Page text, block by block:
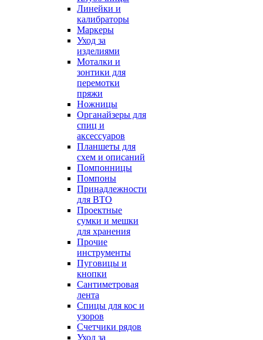
Линейки и
калибраторы
Маркеры
Уход за
изделиями
Моталки и
зонтики для
перемотки
пряжи
Ножницы
Органайзеры для
спиц и
аксессуаров
Планшеты для
схем и описаний
Помпонницы
Помпоны
Принадлежности
для ВТО
Проектные
сумки и мешки
для хранения
Прочие
инструменты
Пуговицы и
кнопки
Сантиметровая
лента
Спицы для кос и
узоров
Счетчики рядов
Уход за